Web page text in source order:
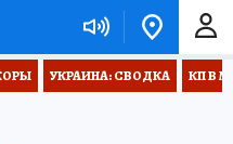
УКРАИНА: СВОДКА КП В